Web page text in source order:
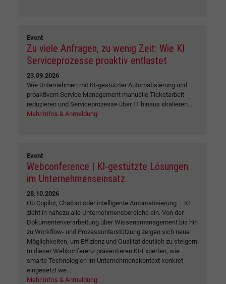
Event
Zu viele Anfragen, zu wenig Zeit: Wie KI
Serviceprozesse proaktiv entlastet
23.09.2026
Wie Unternehmen mit KI-gestützter Automatisierung und
proaktivem Service Management manuelle Ticketarbeit
reduzieren und Serviceprozesse über IT hinaus skalieren....
Mehr Infos & Anmeldung
Event
Webconference | KI-gestützte Lösungen
im Unternehmenseinsatz
28.10.2026
Ob Copilot, Chatbot oder intelligente Automatisierung – KI
zieht in nahezu alle Unternehmensbereiche ein. Von der
Dokumentenverarbeitung über Wissensmanagement bis hin
zu Workflow- und Prozessunterstützung zeigen sich neue
Möglichkeiten, um Effizienz und Qualität deutlich zu steigern.
In dieser Webkonferenz präsentieren KI-Experten, wie
smarte Technologien im Unternehmenskontext konkret
eingesetzt we...
Mehr Infos & Anmeldung